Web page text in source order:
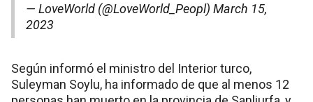
— LoveWorld (@LoveWorld_Peopl) March 15,
2023
Según informó el ministro del Interior turco,
Suleyman Soylu, ha informado de que al menos 12